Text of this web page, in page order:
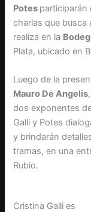
Potes participarán
charlas que busca
realiza en la
Plata, ubicado en
Luego de la
Mauro De Angelis
dos exponentes
Galli y Potes
y brindarán
tramas, en una
Rubio.
Cristina Galli es